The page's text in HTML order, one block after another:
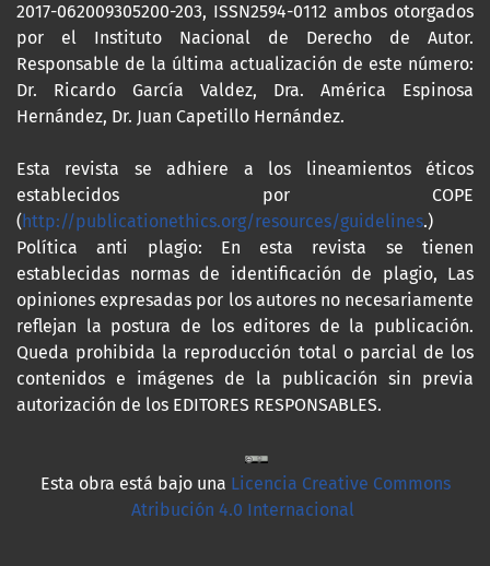
2017-062009305200-203, ISSN2594-0112 ambos otorgados
por el Instituto Nacional de Derecho de Autor.
Responsable de la última actualización de este número:
Dr. Ricardo García Valdez, Dra. América Espinosa
Hernández, Dr. Juan Capetillo Hernández.
Esta revista se adhiere a los lineamientos éticos
establecidos por COPE
( http://publicationethics.org/resources/guidelines.)
Política anti plagio: En esta revista se tienen
establecidas normas de identificación de plagio, Las
opiniones expresadas por los autores no necesariamente
reflejan la postura de los editores de la publicación.
Queda prohibida la reproducción total o parcial de los
contenidos e imágenes de la publicación sin previa
autorización de los EDITORES RESPONSABLES.
Esta obra está bajo una Licencia Creative Commons
Atribución 4.0 Internacional